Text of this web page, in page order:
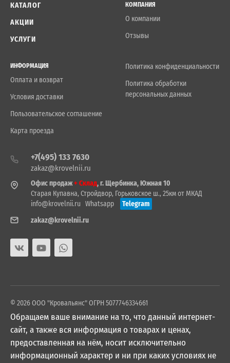
КАТАЛОГ
АКЦИИ
УСЛУГИ
КОМПАНИЯ
О компании
Отзывы
ИНФОРМАЦИЯ
Оплата и возврат
Условия доставки
Пользовательское соглашение
Карта проезда
Политика конфиденциальности
Политика обработки
персональных данных
+7(495) 133 7630
zakaz@krovelnii.ru
Офис продаж+ Склад, г. Щербинка, Южная 10
Старая Купавна, Стройдвор, Горьковское ш., 25км от МКАД
info@krovelnii.ru Whatsapp
Telegram
zakaz@krovelnii.ru
© 2026 ООО "Кровальянс" ОГРН 5077746334661
Обращаем ваше внимание на то, что данный интернет-
сайт, а также вся информация о товарах и ценах,
предоставленная на нём, носит исключительно
информационный характер и ни при каких условиях не